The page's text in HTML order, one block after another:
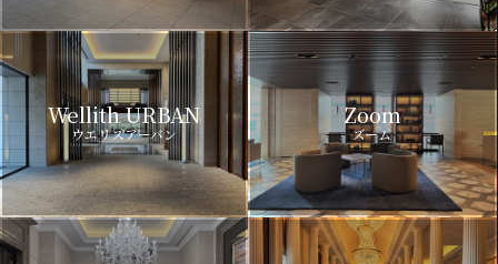
Wellith URBAN
ウエリスアーバン
Zoom
ズーム